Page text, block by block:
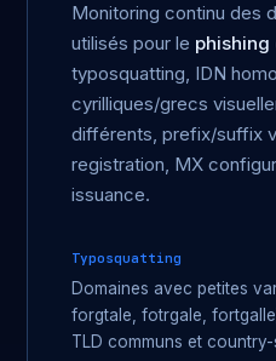
Monitoring continu des
utilisés pour le
typosquatting, IDN
cyrilliques/grecs
différents, prefix/suffix
registration, MX
issuance.
Typosquatting
Domaines avec petites
forgtale, fotrgale,
TLD communs et